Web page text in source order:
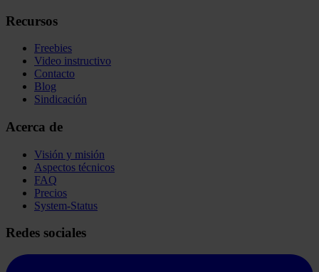
Recursos
Freebies
Video instructivo
Contacto
Blog
Sindicación
Acerca de
Visión y misión
Aspectos técnicos
FAQ
Precios
System-Status
Redes sociales